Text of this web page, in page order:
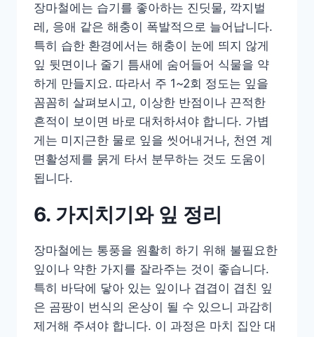
장마철에는 습기를 좋아하는 진딧물, 깍지벌
레, 응애 같은 해충이 폭발적으로 늘어납니다.
특히 습한 환경에서는 해충이 눈에 띄지 않게
잎 뒷면이나 줄기 틈새에 숨어들어 식물을 약
하게 만들지요. 따라서 주 1~2회 정도는 잎을
꼼꼼히 살펴보시고, 이상한 반점이나 끈적한
흔적이 보이면 바로 대처하셔야 합니다. 가볍
게는 미지근한 물로 잎을 씻어내거나, 천연 계
면활성제를 묽게 타서 분무하는 것도 도움이
됩니다.
6. 가지치기와 잎 정리
장마철에는 통풍을 원활히 하기 위해 불필요한
잎이나 약한 가지를 잘라주는 것이 좋습니다.
특히 바닥에 닿아 있는 잎이나 겹겹이 겹친 잎
은 곰팡이 번식의 온상이 될 수 있으니 과감히
제거해 주셔야 합니다. 이 과정은 마치 집안 대